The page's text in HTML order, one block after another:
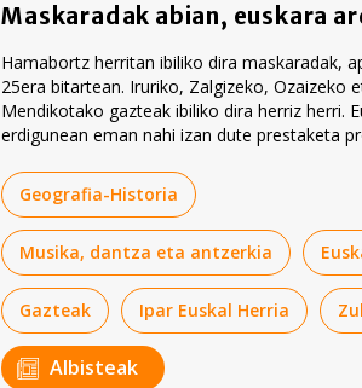
Maskaradak abian, euskara
Hamabortz herritan ibiliko dira maskaradak,
25era bitartean. Iruriko, Zalgizeko, Ozaizeko
Mendikotako gazteak ibiliko dira herriz herri.
erdigunean eman nahi izan dute prestaketa
Geografia-Historia
Musika, dantza eta antzerkia
Gazteak Ipar Euskal Herria
Albisteak